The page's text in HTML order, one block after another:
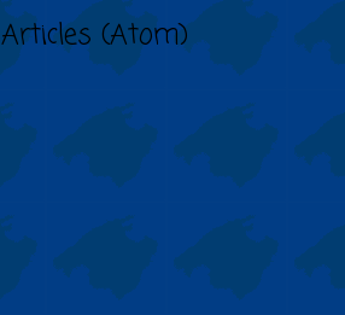
Articles (Atom)